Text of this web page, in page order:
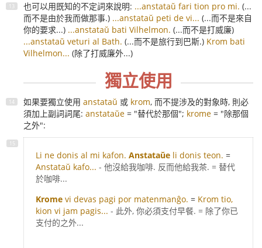
也可以用既知的不定詞來說明: ...anstataŭ fari tion pro mi. (...
而不是由於我而做那事.) ...anstataŭ peti de vi... (...而不是來自
你的要求...) ...anstataŭ bati Vilhelmon. (...而不是打威廉)
...anstataŭ veturi al Bath. (...而不是旅行到巴斯.) Krom bati
Vilhelmon... (除了打威廉外...)
獨立使用
如果要獨立使用 anstataŭ 或 krom, 而不提涉及的對象時, 則必
須加上副詞詞尾: anstataŭe = "替代於那個"; krome = "除那個
之外":
Li ne donis al mi kafon. Anstataŭe li donis teon. =
Anstataŭ kafo... - 他沒給我咖啡. 反而他給我茶. = 替代
於咖啡...
Krome vi devas pagi por matenmanĝo. = Krom tio,
kion vi jam pagis... - 此外, 你必須支付早餐. = 除了你已
支付的之外...